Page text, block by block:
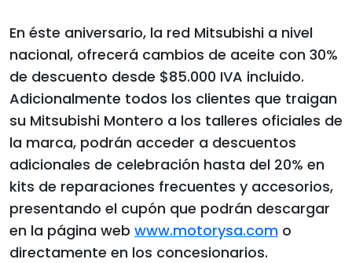
En éste aniversario, la red Mitsubishi a nivel
nacional, ofrecerá cambios de aceite con 30%
de descuento desde $85.000 IVA incluido.
Adicionalmente todos los clientes que traigan
su Mitsubishi Montero a los talleres oficiales de
la marca, podrán acceder a descuentos
adicionales de celebración hasta del 20% en
kits de reparaciones frecuentes y accesorios,
presentando el cupón que podrán descargar
en la página web www.motorysa.com o
directamente en los concesionarios.